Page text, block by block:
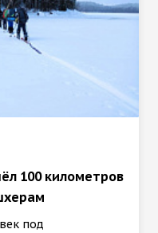
100 километров
под